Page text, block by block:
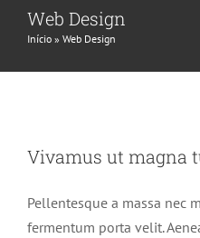
Home
Sobre
Web Design
Início » Web Design
Design
Vivamus ut magna
Pellentesque a massa nec
fermentum porta velit.